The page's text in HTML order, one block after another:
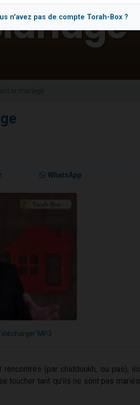
en groupe sur Zoom
WhatsApp
MP3
(par chiddoukh, ou pas), ils
toucher tant qu'ils ne sont pas mariés
n'avez pas de compte Torah-Box ?